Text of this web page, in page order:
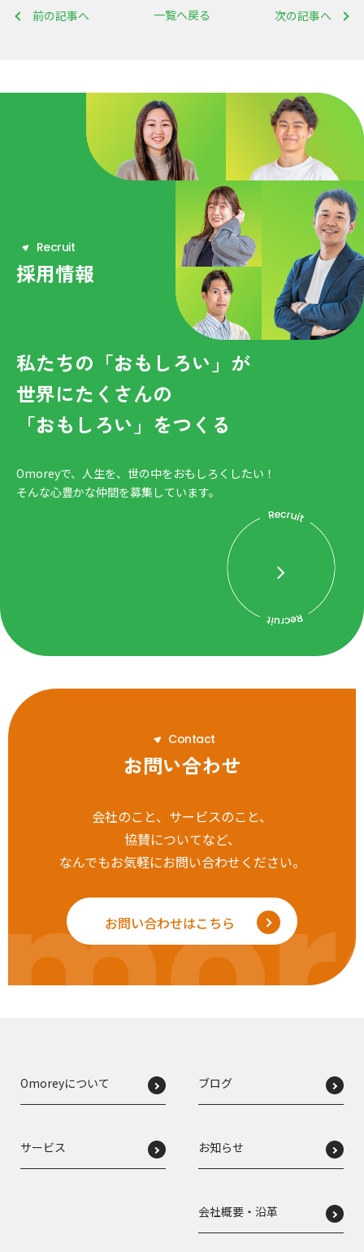
前の記事へ 次の記事へ
一覧へ戻る
Recruit
採用情報
私たちの「おもしろい」が
世界にたくさんの
「おもしろい」をつくる
Omoreyで、人生を、世の中をおもしろくしたい！
そんな心豊かな仲間を募集しています。
Contact
お問い合わせ
会社のこと、サービスのこと、
協賛についてなど、
なんでもお気軽にお問い合わせください。
お問い合わせはこちら
Omoreyについて
サービス
ブログ
お知らせ
会社概要・沿革